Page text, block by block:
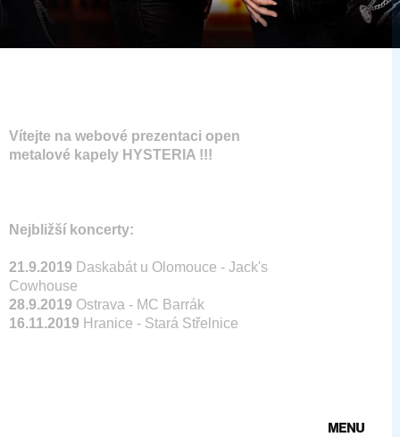
Vítejte na webové prezentaci open
metalové kapely HYSTERIA !!!
Nejbližší koncerty:
21.9.2019 Daskabát u Olomouce - Jack's
Cowhouse
28.9.2019 Ostrava - MC Barrák
16.11.2019 Hranice - Stará Střelnice